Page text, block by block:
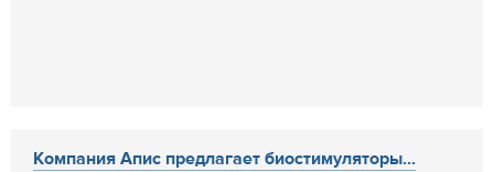
Компания Апис предлагает биостимуляторы...